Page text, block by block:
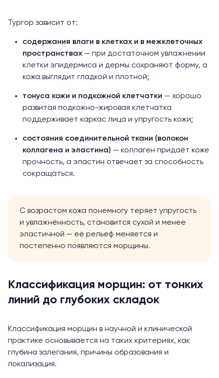
Тургор зависит от:
содержания влаги в клетках и в межклеточных
пространствах — при достаточном увлажнении
клетки эпидермиса и дермы сохраняют форму, а
кожа выглядит гладкой и плотной;
тонуса кожи и подкожной клетчатки — хорошо
развитая подкожно-жировая клетчатка
поддерживает каркас лица и упругость кожи;
состояния соединительной ткани (волокон
коллагена и эластина) — коллаген придаёт коже
прочность, а эластин отвечает за способность
сокращаться.
С возрастом кожа понемногу теряет упругость
и увлажнённость, становится сухой и менее
эластичной — её рельеф меняется и
постепенно появляются морщины.
Классификация морщин: от тонких
линий до глубоких складок
Классификация морщин в научной и клинической
практике основывается на таких критериях, как
глубина залегания, причины образования и
локализация.